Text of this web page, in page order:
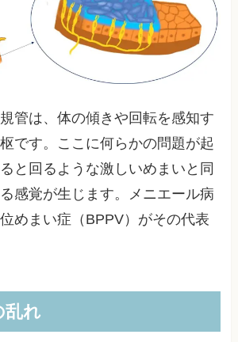
管は、体の傾きや回転を感知す
です。ここに何らかの問題が起
と回るような激しいめまいと同
感覚が生じます。メニエール病
めまい症（BPPV）がその代表
乱れ